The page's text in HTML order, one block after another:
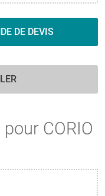
DE DEVIS
CORIO